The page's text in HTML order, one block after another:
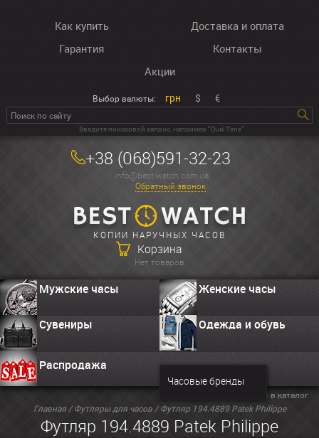
Как купить
Доставка и оплата
Гарантия
Контакты
Акции
Выбор валюты: грн $ €
Введите поисковой запрос, например “Dual Time”
+38 (068)591-32-23
info@best-watch.com.ua
Обратный звонок
КОПИИ НАРУЧНЫХ ЧАСОВ
Корзина
Нет товаров
Мужские часы Женские часы
Сувениры Одежда и обувь
Распродажа
Часовые бренды
Главная/Футляры для часов/ Футляр 194.4889 Patek Philippe
Футляр 194.4889 Patek Philippe
Вернуться в каталог